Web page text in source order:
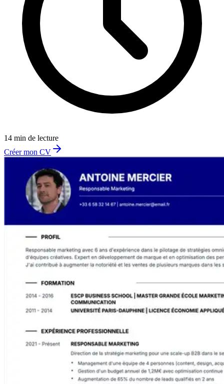
14 min de lecture
Créer mon CV